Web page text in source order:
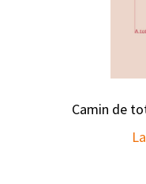
Camin de